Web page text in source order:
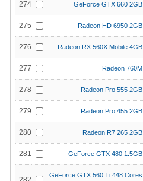
274 GeForce GTX 660 2GB
275 Radeon HD 6950 2GB
276 Radeon RX 560X Mobile 4GB
277 Radeon 760M
278 Radeon Pro 555 2GB
279 Radeon Pro 455 2GB
280 Radeon R7 265 2GB
281 GeForce GTX 480 1.5GB
GeForce GTX 560 Ti 448 Cores